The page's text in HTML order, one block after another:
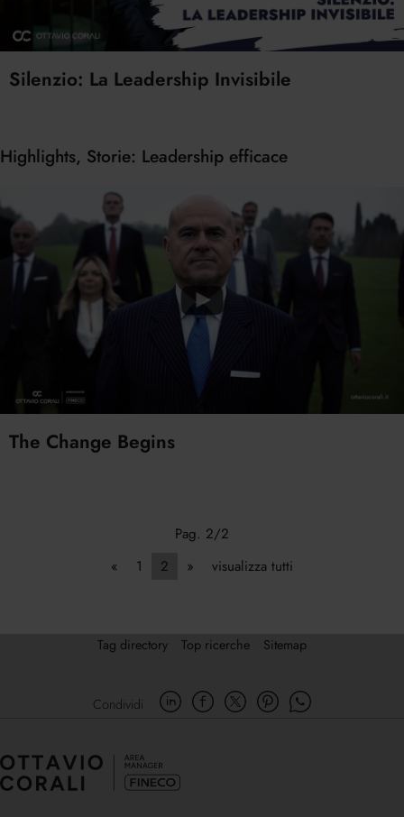
Silenzio: La Leadership Invisibile
Highlights, Storie: Leadership efficace
The Change Begins
Pag. 2/2
«
1 2 » visualizza tutti
Tag directory Top ricerche Sitemap
Condividi